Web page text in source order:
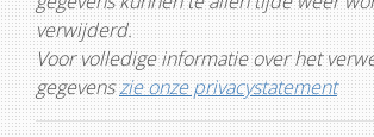
verwijderd.
Voor volledige informatie over het
gegevenszie onze privacystatement